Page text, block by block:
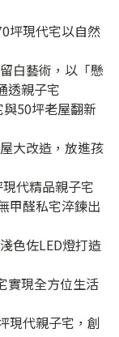
坪現代宅以自然
白藝術，以「懸
透親子宅
50坪老屋翻新
大改造，放進孩
現代精品親子宅
甲醛私宅淬鍊出
色佐LED燈打造
實現全方位生活
現代親子宅，創